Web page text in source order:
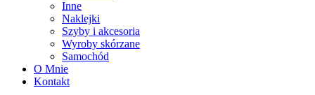
Inne
Naklejki
Szyby i akcesoria
Wyroby skórzane
Samochód
O Mnie
Kontakt